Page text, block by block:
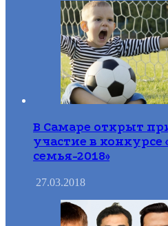
В Самаре открыт
участие в конкурсе
семья-2018»
27.03.2018